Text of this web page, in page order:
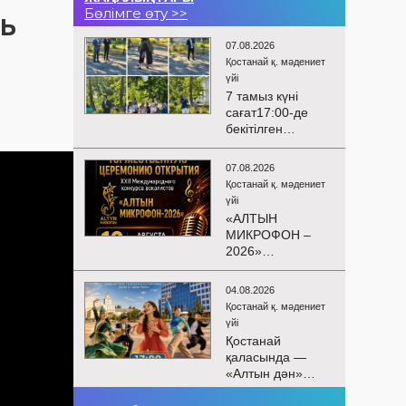
Бөлімге өту >>
07.08.2026
Қостанай қ. мәдениет
үйі
7 тамыз күні
сағат17:00-де
бекітілген
жоспарға және
KPI
көрсеткіштерін
орындау аясында
«Таза Қазақстан»
экологиялық
акциясына
арналған көшпелі
концерт
Меңдіқара
ауданының
Красная Пресня
ауылында
өткізілді
07.08.2026
Қостанай қ. мәдениет
үйі
«АЛТЫН
МИКРОФОН –
2026»
БАЙҚАУЫНЫҢ
САЛТАНАТТЫ
АШЫЛУЫ
Сіздерді
вокалистердің
«Алтын
микрофон –
2026» XXII
04.08.2026
Қостанай қ. мәдениет
үйі
Қостанай
қаласында —
«Алтын дән»
балалар